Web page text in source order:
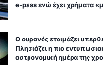
e-pass ενώ έχει χρήματα
Ο ουρανός ετοιμάζει
Πλησιάζει η πιο
αστρονομική ημέρα της